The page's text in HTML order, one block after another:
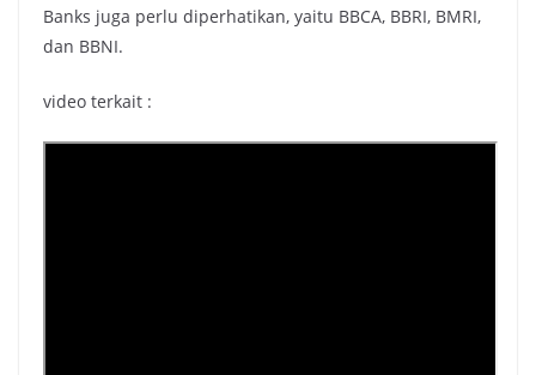
Banks juga perlu diperhatikan, yaitu BBCA, BBRI, BMRI,
dan BBNI.
video terkait :